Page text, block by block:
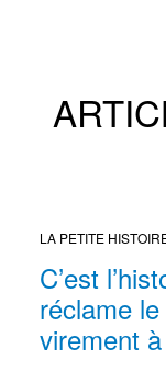
LA PETITE
C’est
réclame
virement